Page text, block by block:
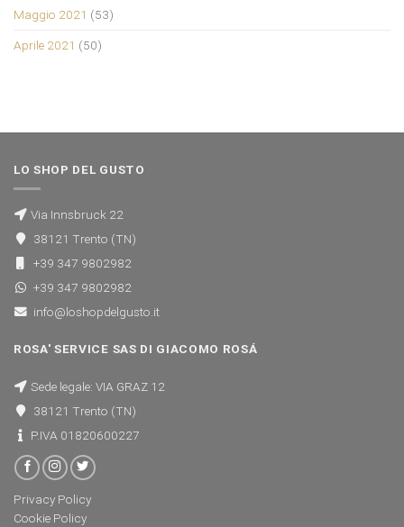
Maggio 2021 (53)
Aprile 2021 (50)
LO SHOP DEL GUSTO
Via Innsbruck 22
38121 Trento (TN)
+39 347 9802982
+39 347 9802982
info@loshopdelgusto.it
ROSA' SERVICE SAS DI GIACOMO ROSÁ
Sede legale: VIA GRAZ 12
38121 Trento (TN)
P.IVA 01820600227
Privacy Policy
Cookie Policy